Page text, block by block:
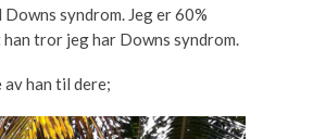
Downs syndrom. Jeg er 60%
han tror jeg har Downs syndrom.
av han til dere;